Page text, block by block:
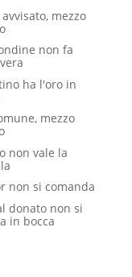
mezzo
non fa
ha l'oro in
mezzo
non vale la
non si comanda
donato non si
in bocca